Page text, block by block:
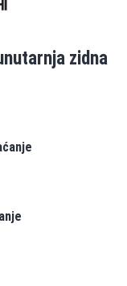
zidna